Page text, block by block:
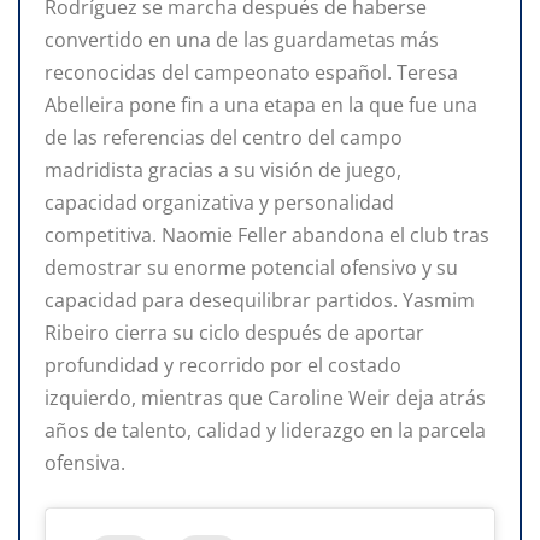
Rodríguez se marcha después de haberse
convertido en una de las guardametas más
reconocidas del campeonato español. Teresa
Abelleira pone fin a una etapa en la que fue una
de las referencias del centro del campo
madridista gracias a su visión de juego,
capacidad organizativa y personalidad
competitiva. Naomie Feller abandona el club tras
demostrar su enorme potencial ofensivo y su
capacidad para desequilibrar partidos. Yasmim
Ribeiro cierra su ciclo después de aportar
profundidad y recorrido por el costado
izquierdo, mientras que Caroline Weir deja atrás
años de talento, calidad y liderazgo en la parcela
ofensiva.